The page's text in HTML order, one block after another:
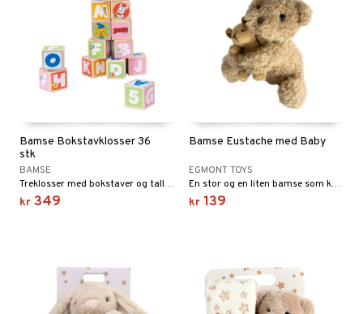
Bamse Bokstavklosser 36
stk
BAMSE
Treklosser med bokstaver og tall på alle sider.
kr 349
Bamse Eustache med Baby
EGMONT TOYS
En stor og en liten bamse som kan skilles fra hverandre.
kr 139